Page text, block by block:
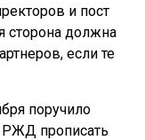
и пост
сторона должна
если те
поручило
прописать